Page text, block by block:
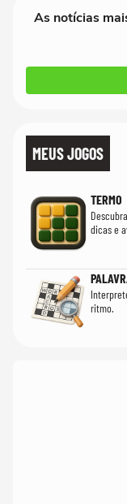
As notícias
MEUS JOGOS
TERMO
dicas e
ritmo.